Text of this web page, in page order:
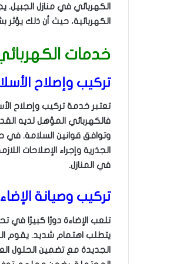
الكهربائي في منازل
الكهربائية، حيث أن ذلك
خدمات
تركيب وإصلاح
تعتبر خدمة تركيب وإصلاح
فالكهربائي المؤهل لديه
وتوافق قوانين السلامة. في
الجذرية وإجراء الإصلاحات
في المنازل.
تركيب وصيانة
تلعب الإضاءة دورًا كبيرًا في
يتطلب اهتمام شديد. يقوم
الجديدة مع تضمين الحلول